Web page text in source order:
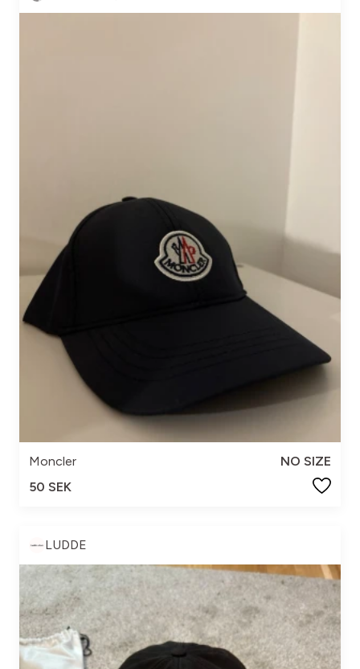
Moncler
NO SIZE
50 SEK
LUDDE